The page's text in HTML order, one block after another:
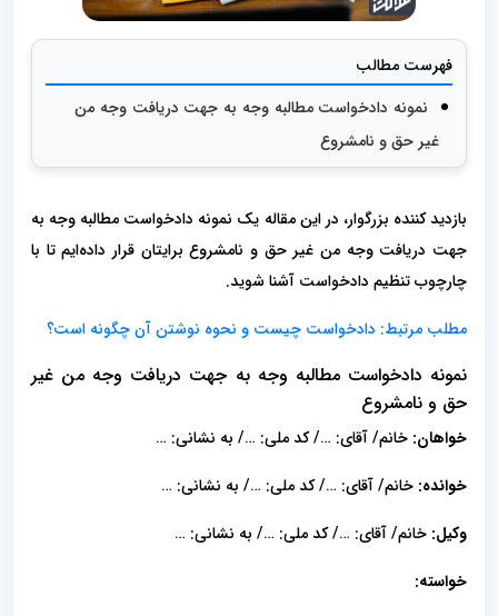
فهرست مطالب
نمونه دادخواست مطالبه وجه به جهت دریافت وجه من
غیر حق و نامشروع
بازدید کننده بزرگوار، در این مقاله یک نمونه دادخواست مطالبه وجه به
جهت دریافت وجه من غیر حق و نامشروع برایتان قرار داده‌ایم تا با
چارچوب تنظیم دادخواست آشنا شوید.
مطلب مرتبط: دادخواست چیست و نحوه نوشتن آن چگونه است؟
نمونه دادخواست مطالبه وجه به جهت دریافت وجه من غیر
حق و نامشروع
خواهان: خانم/ آقای: …/ کد ملی: …/ به نشانی: …
خوانده: خانم/ آقای: …/ کد ملی: …/ به نشانی: …
وکیل: خانم/ آقای: …/ کد ملی: …/ به نشانی: …
خواسته: